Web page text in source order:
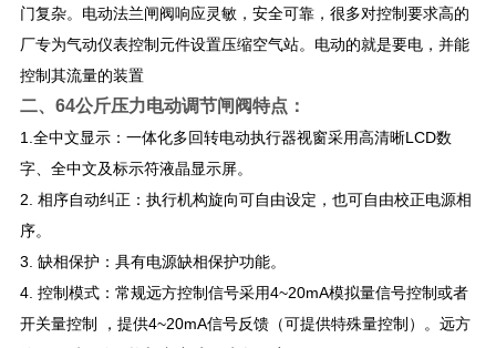
门复杂。电动法兰闸阀响应灵敏，安全可靠，很多对控制要求高的
厂专为气动仪表控制元件设置压缩空气站。电动的就是要电，并能
控制其流量的装置
二、 64公斤压力电动调节闸阀特点：
1.全中文显示：一体化多回转电动执行器视窗采用高清晰LCD数
字、全中文及标示符液晶显示屏。
2. 相序自动纠正：执行机构旋向可自由设定，也可自由校正电源相
序。
3. 缺相保护：具有电源缺相保护功能。
4. 控制模式：常规远方控制信号采用4~20mA模拟量信号控制或者
开关量控制 ，提供4~20mA信号反馈（可提供特殊量控制）。远方